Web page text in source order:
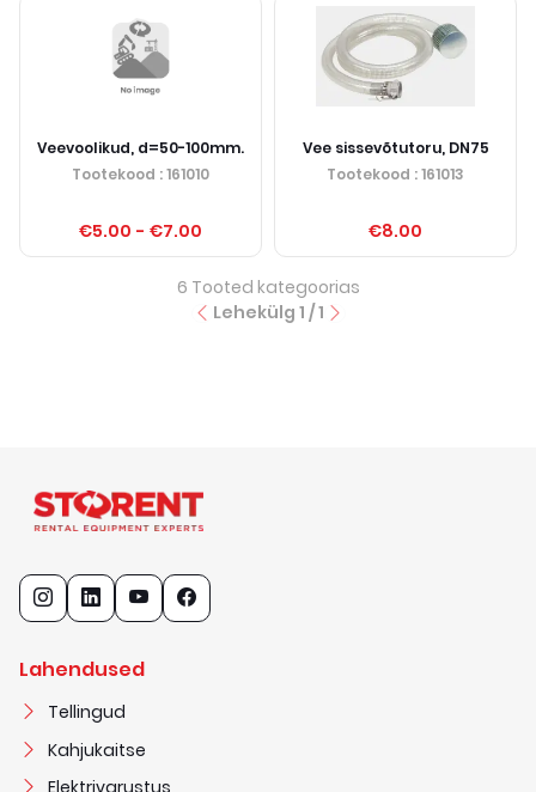
Veevoolikud, d=50-100mm.
Tootekood : 161010
€5.00 - €7.00
Vee sissevõtutoru, DN75
Tootekood : 161013
€8.00
6 Tooted kategoorias
Lehekülg 1 /1
Lahendused
Tellingud
Kahjukaitse